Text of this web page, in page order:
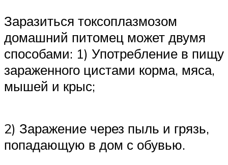
Заразиться токсоплазмозом
домашний питомец может двумя
способами: 1) Употребление в пищу
зараженного цистами корма, мяса,
мышей и крыс;
2) Заражение через пыль и грязь,
попадающую в дом с обувью.